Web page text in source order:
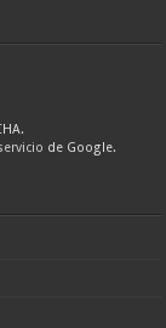
de Google.